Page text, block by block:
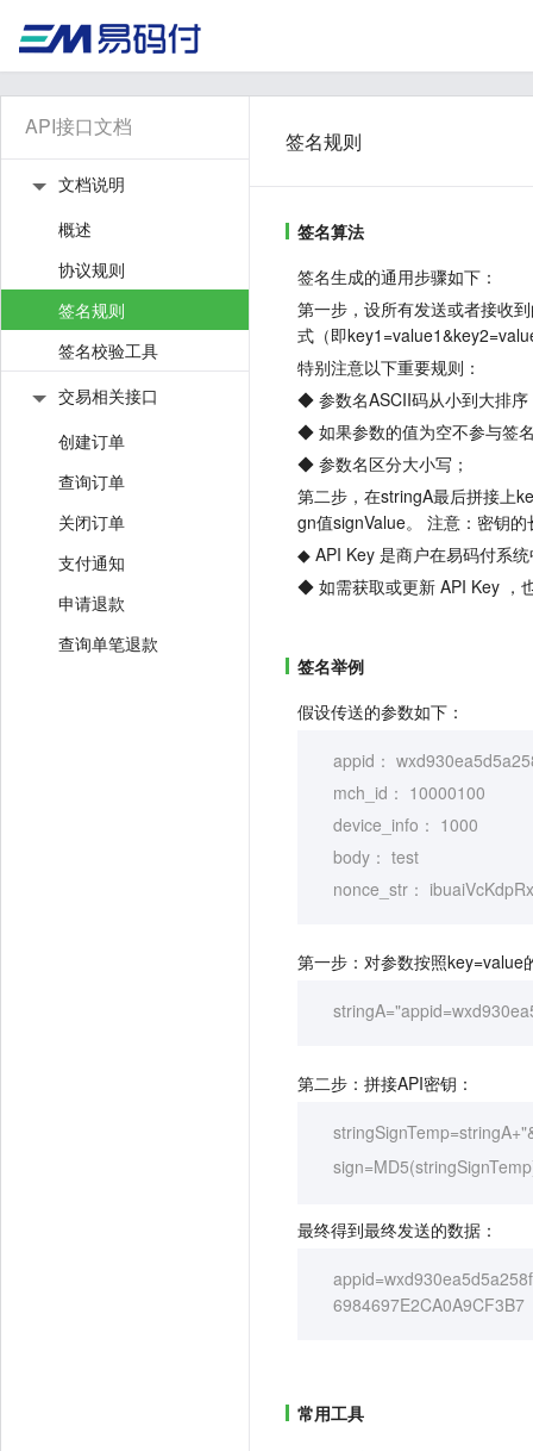
API接口文档
文档说明
概述
协议规则
签名规则
签名校验工具
交易相关接口
创建订单
查询订单
关闭订单
支付通知
申请退款
查询单笔退款
签名规则
签名算法
签名生成的通用步骤如下：
第一步，设所有发送或者接收
式（即
特别注意以下重要规则：
◆ 参数名ASCII码从小到大排序
◆ 如果参数的值为空不参与签
◆ 参数名区分大小写；
第二步，在stringA最后拼接上
gn值signValue。 注意：密钥
◆ API Key 是商户在易码付系
◆ 如需获取或更新 API Key ，
签名举例
假设传送的参数如下：
appid：
mch_id： 10000100
device_info： 1000
body： test
nonce_str：
第一步：对参数按照key=value
第二步：拼接API密钥：
最终得到最终发送的数据：
6984697E2CA0A9CF3B7
常用工具